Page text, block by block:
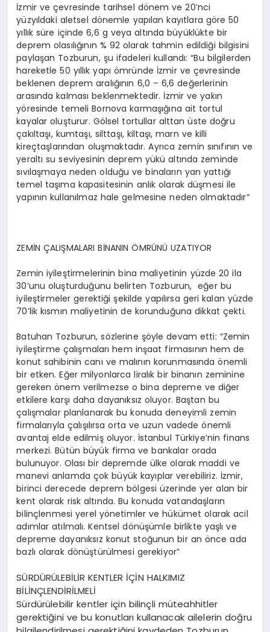
İzmir ve çevresinde tarihsel dönem ve 20’nci
yüzyıldaki aletsel dönemle yapılan kayıtlara göre 50
yıllık süre içinde 6,6 g veya altında büyüklükte bir
deprem olasılığının % 92 olarak tahmin edildiği bilgisini
paylaşan Tozburun, şu ifadeleri kullandı: “Bu bilgilerden
hareketle 50 yıllık yapı ömründe İzmir ve çevresinde
beklenen deprem aralığının 6,0 – 6,6 değerlerinin
arasında kalması beklenmektedir. İzmir ve yakın
yöresinde temeli Bornova karmaşığına ait tortul
kayalar oluşturur. Gölsel tortullar alttan üste doğru
çakıltaşı, kumtaşı, silttaşı, kiltaşı, marn ve killi
kireçtaşlarından oluşmaktadır. Ayrıca zemin sınıfının ve
yeraltı su seviyesinin deprem yükü altında zeminde
sıvılaşmaya neden olduğu ve binaların yan yattığı
temel taşıma kapasitesinin anlık olarak düşmesi ile
yapının kullanılmaz hale gelmesine neden olmaktadır”
ZEMİN ÇALIŞMALARI BİNANIN ÖMRÜNÜ UZATIYOR
Zemin iyileştirmelerinin bina maliyetinin yüzde 20 ila
30’unu oluşturduğunu belirten Tozburun, eğer bu
iyileştirmeler gerektiği şekilde yapılırsa geri kalan yüzde
70’lik kısmın maliyetinin de korunduğuna dikkat çekti.
Batuhan Tozburun, sözlerine şöyle devam etti: “Zemin
iyileştirme çalışmaları hem inşaat firmasının hem de
konut sahibinin canı ve malının korunmasında önemli
bir etken. Eğer milyonlarca liralık bir binanın zeminine
gereken önem verilmezse o bina depreme ve diğer
etkilere karşı daha dayanıksız oluyor. Baştan bu
çalışmalar planlanarak bu konuda deneyimli zemin
firmalarıyla çalışılırsa orta ve uzun vadede önemli
avantaj elde edilmiş oluyor. İstanbul Türkiye’nin finans
merkezi. Bütün büyük firma ve bankalar orada
bulunuyor. Olası bir depremde ülke olarak maddi ve
manevi anlamda çok büyük kayıplar verebiliriz. İzmir,
birinci derecede deprem bölgesi üzerinde yer alan bir
kent olarak risk altında. Bu konuda vatandaşların
bilinçlenmesi yerel yönetimler ve hükümet olarak acil
adımlar atılmalı. Kentsel dönüşümle birlikte yaşlı ve
depreme dayanıksız konut stoğunun bir an önce ada
bazlı olarak dönüştürülmesi gerekiyor”
SÜRDÜRÜLEBİLİR KENTLER İÇİN HALKIMIZ
BİLİNÇLENDİRİLMELİ
Sürdürülebilir kentler için bilinçli müteahhitler
gerektiğini ve bu konutları kullanacak ailelerin doğru